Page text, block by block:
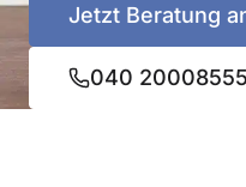
Jetzt Beratung
040